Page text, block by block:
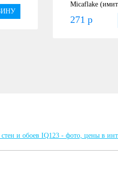
Micaflake
271 р